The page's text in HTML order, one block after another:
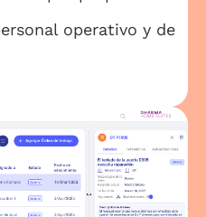
operativo y de